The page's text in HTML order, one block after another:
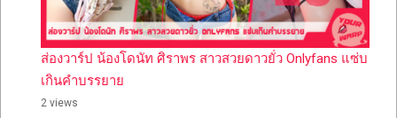
ส่องวาร์ป น้องโดนัท ศิราพร สาวสวยดาวยั่ว Onlyfans แซ่บ
เกินคำบรรยาย
2 views